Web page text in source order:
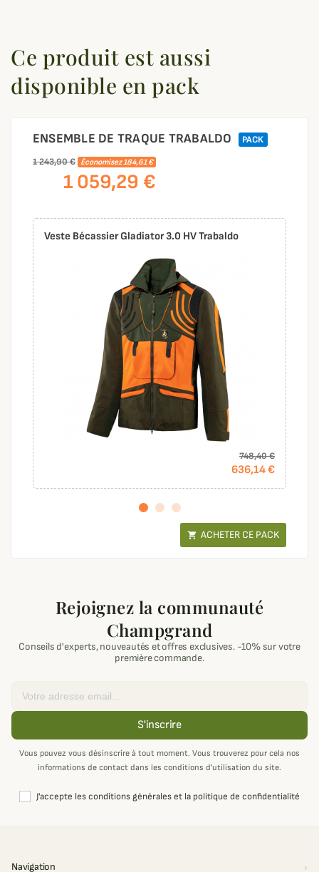
Ce produit est aussi
disponible en pack
ENSEMBLE DE TRAQUE TRABALDO
PACK
1 243,90 €
Économisez 184,61 €
1 059,29 €
Veste Bécassier Gladiator 3.0 HV Trabaldo
748,40 €
636,14 €
 ACHETER CE PACK
Rejoignez la communauté
Champgrand
Conseils d'experts, nouveautés et offres exclusives. -10% sur votre
première commande.
S'inscrire
Vous pouvez vous désinscrire à tout moment. Vous trouverez pour cela nos
informations de contact dans les conditions d'utilisation du site.
J'accepte les conditions générales et la politique de confidentialité
Navigation